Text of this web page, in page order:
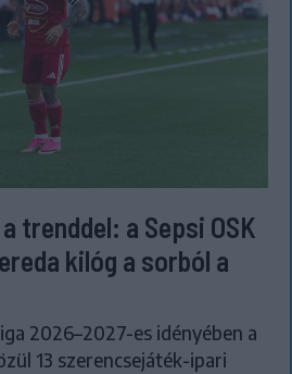
trenddel: a Sepsi OSK
kilóg a sorból a
2026–2027-es idényében a
13 szerencsejáték-ipari